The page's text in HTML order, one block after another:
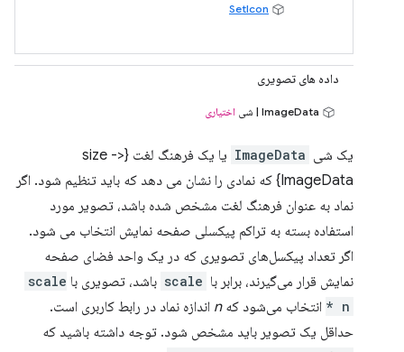
SetIcon
داده های تصویری
اختیاری
یک شی ImageData
یا یک فرهنگ لغت {size ->
ImageData} که نمادی را نشان می دهد که باید تنظیم شود. اگر
نماد به عنوان فرهنگ لغت مشخص شده باشد، تصویر مورد
استفاده بسته به تراکم پیکسلی صفحه نمایش انتخاب می شود.
اگر تعداد پیکسل‌های تصویری که در یک واحد فضای صفحه
نمایش قرار می‌گیرند، برابر با scale باشد، تصویری با scale
* n انتخاب می‌شود کهn اندازه نماد در رابط کاربری است.
حداقل یک تصویر باید مشخص شود. توجه داشته باشید که